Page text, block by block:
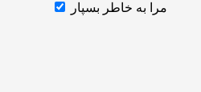
مرا به خاطر بسپار